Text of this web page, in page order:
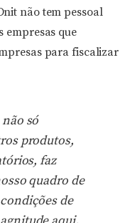
não tem pessoal
que
para fiscalizar
só
produtos,
faz
quadro de
de